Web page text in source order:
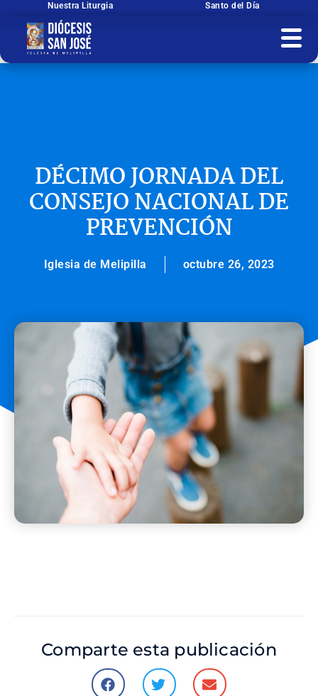
contenido
Nuestra Liturgia Santo del Día
DÉCIMO JORNADA DEL
CONSEJO NACIONAL DE
PREVENCIÓN
Iglesia de Melipilla octubre 26, 2023
Comparte esta publicación